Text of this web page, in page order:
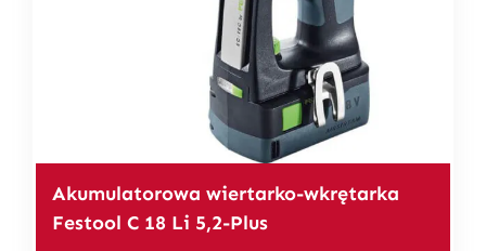
Akumulatorowa wiertarko-wkrętarka
Festool C 18 Li 5,2-Plus